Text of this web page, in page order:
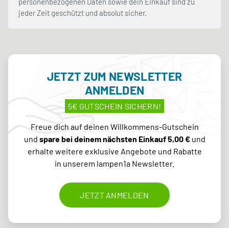
jeder Zeit geschützt und absolut sicher.
JETZT ZUM NEWSLETTER
ANMELDEN
5€ GUTSCHEIN SICHERN!
Freue dich auf deinen Willkommens-Gutschein
und spare bei deinem nächsten Einkauf 5,00 €und
erhalte weitere exklusive Angebote und Rabatte
in unserem lampen1a Newsletter.
JETZT ANMELDEN